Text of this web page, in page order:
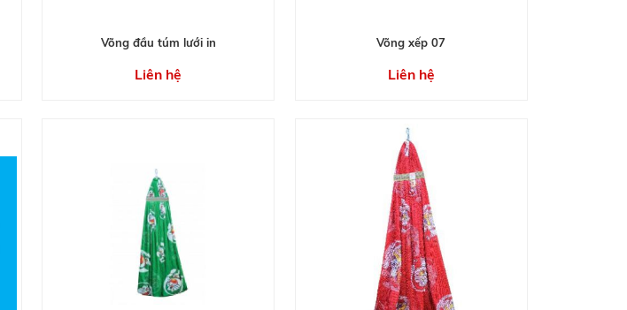
Võng đầu túm lưới in
Liên hệ
Võng xếp 07
Liên hệ